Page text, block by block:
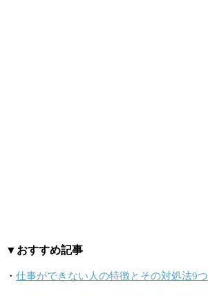
▼おすすめ記事
・ 仕事ができない人の特徴とその対処法9つ